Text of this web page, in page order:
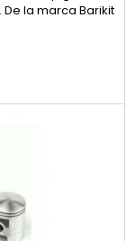
la marca Barikit